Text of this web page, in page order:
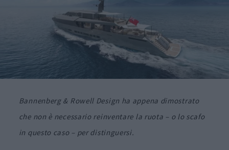
Bannenberg & Rowell Design ha appena dimostrato
che non è necessario reinventare la ruota – o lo scafo
in questo caso – per distinguersi.